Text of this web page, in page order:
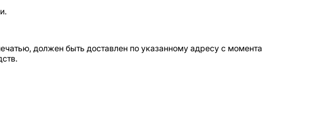
должен быть доставлен по указанному адресу с момента